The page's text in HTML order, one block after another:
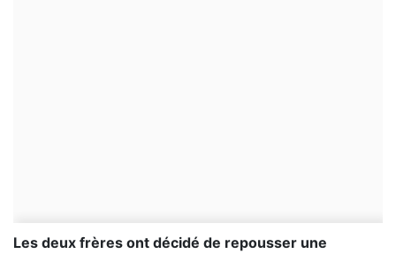
Les deux frères ont décidé de repousser une